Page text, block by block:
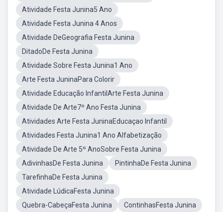
Atividade Festa Junina5 Ano
Atividade Festa Junina 4 Anos
Atividade DeGeografia Festa Junina
DitadoDe Festa Junina
Atividade Sobre Festa Junina1 Ano
Arte Festa JuninaPara Colorir
Atividade Educação InfantilArte Festa Junina
Atividade De Arte7º Ano Festa Junina
Atividades Arte Festa JuninaEducaçao Infantil
Atividades Festa Junina1 Ano Alfabetização
Atividade De Arte 5º AnoSobre Festa Junina
AdivinhasDe Festa Junina
PintinhaDe Festa Junina
TarefinhaDe Festa Junina
Atividade LúdicaFesta Junina
Quebra-CabeçaFesta Junina
ContinhasFesta Junina